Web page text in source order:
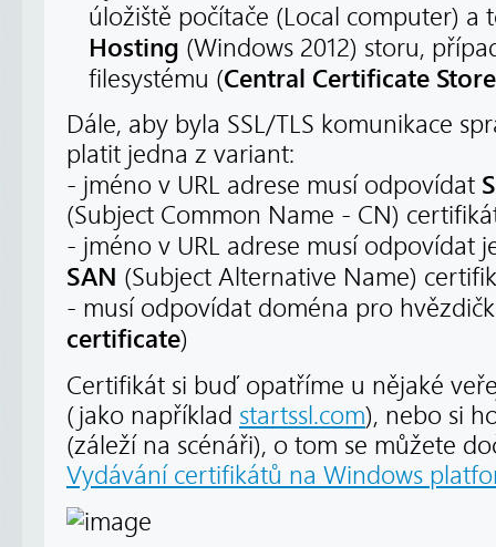
úložiště počítače (Local computer) a
Hosting (Windows 2012) storu,
filesystému (Central Certificate Store
Dále, aby byla SSL/TLS komunikace
platit jedna z variant:
- jméno v URL adrese musí odpovídat
(Subject Common Name - CN)
- jméno v URL adrese musí odpovídat
SAN (Subject Alternative Name)
- musí odpovídat doména pro
certificate)
Certifikát si buď opatříme u nějaké
(jako například startssl.com), nebo si
(záleží na scénáři), o tom se můžete
Vydávání certifikátů na Windows